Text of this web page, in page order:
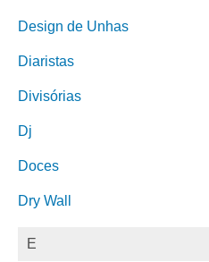
Design de Unhas
Diaristas
Divisórias
Dj
Doces
Dry Wall
E